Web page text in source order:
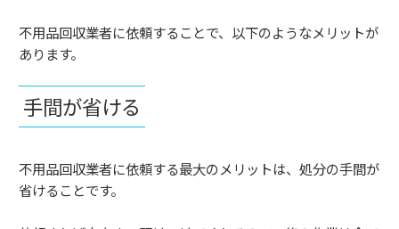
不用品回収業者に依頼することで、以下のようなメリットが
あります。
手間が省ける
不用品回収業者に依頼する最大のメリットは、処分の手間が
省けることです。